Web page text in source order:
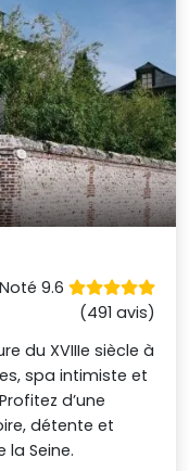
Noté 9.6
(491 avis)
du XVIIIe siècle à
spa intimiste et
d’une
détente et
la Seine.